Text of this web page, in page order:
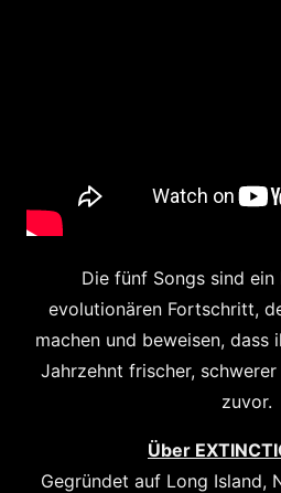
Die fünf Songs sind ein
evolutionären Fortschritt,
machen und beweisen, dass
Jahrzehnt frischer,
zuvor.
Über
Gegründet auf Long Island,